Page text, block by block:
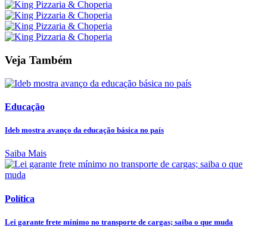
Veja Também
Educação
Ideb mostra avanço da educação básica no país
Saiba Mais
Política
Lei garante frete mínimo no transporte de cargas; saiba o que muda